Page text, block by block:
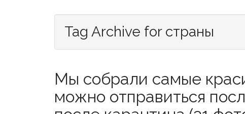
Tag Archive for страны
Мы собрали самые
можно отправиться